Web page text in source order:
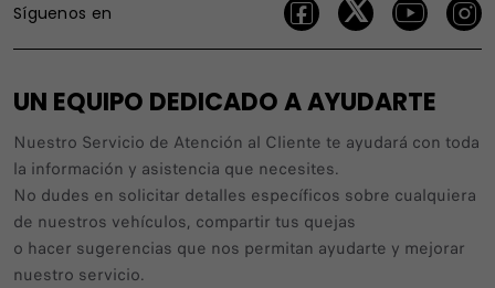
Síguenos en
UN EQUIPO DEDICADO A AYUDARTE
Nuestro Servicio de Atención al Cliente te ayudará con toda
la información y asistencia que necesites.
No dudes en solicitar detalles específicos sobre cualquiera
de nuestros vehículos, compartir tus quejas
o hacer sugerencias que nos permitan ayudarte y mejorar
nuestro servicio.